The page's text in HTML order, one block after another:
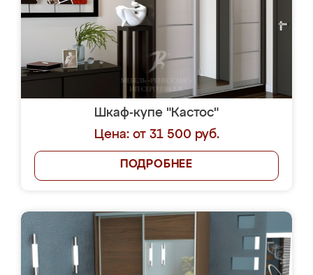
Шкаф-купе "Кастос"
Цена: от 31 500 руб.
ПОДРОБНЕЕ